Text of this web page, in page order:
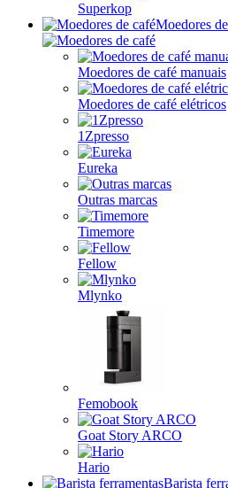
Superkop
Moedores
Moedores de café manuais
Moedores de café elétricos
1Zpresso
Eureka
Outras marcas
Timemore
Fellow
Mlynko
Femobook
Goat Story ARCO
Hario
Barista